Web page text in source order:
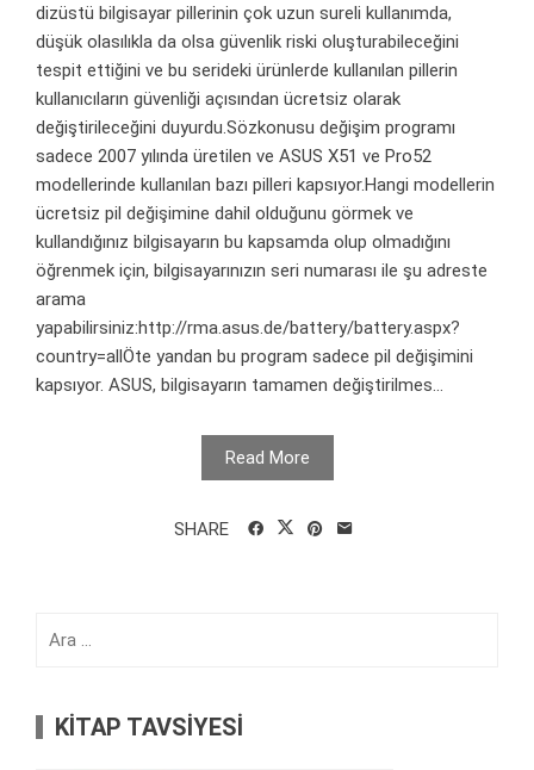
dizüstü bilgisayar pillerinin çok uzun sureli kullanımda,
düşük olasılıkla da olsa güvenlik riski oluşturabileceğini
tespit ettiğini ve bu serideki ürünlerde kullanılan pillerin
kullanıcıların güvenliği açısından ücretsiz olarak
değiştirileceğini duyurdu.Sözkonusu değişim programı
sadece 2007 yılında üretilen ve ASUS X51 ve Pro52
modellerinde kullanılan bazı pilleri kapsıyor.Hangi modellerin
ücretsiz pil değişimine dahil olduğunu görmek ve
kullandığınız bilgisayarın bu kapsamda olup olmadığını
öğrenmek için, bilgisayarınızın seri numarası ile şu adreste
arama
yapabilirsiniz:http://rma.asus.de/battery/battery.aspx?
country=allÖte yandan bu program sadece pil değişimini
kapsıyor. ASUS, bilgisayarın tamamen değiştirilmes...
Read More
SHARE
KİTAP TAVSİYESİ